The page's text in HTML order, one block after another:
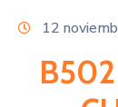
12
B502